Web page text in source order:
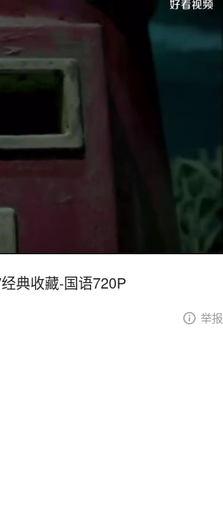
典收藏-国语720P
举报